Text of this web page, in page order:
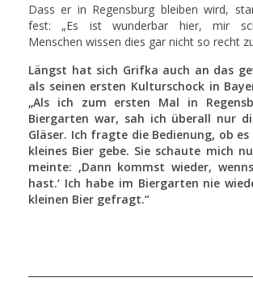
Dass er in Regensburg bleiben wird,
fest: „Es ist wunderbar hier, mir
Menschen wissen dies gar nicht so recht
Längst hat sich Grifka auch an das
als seinen ersten Kulturschock in
„Als ich zum ersten Mal in
Biergarten war, sah ich überall nur
Gläser. Ich fragte die Bedienung, ob
kleines Bier gebe. Sie schaute mich
meinte: ‚Dann kommst wieder,
hast.‘ Ich habe im Biergarten nie
kleinen Bier gefragt.“